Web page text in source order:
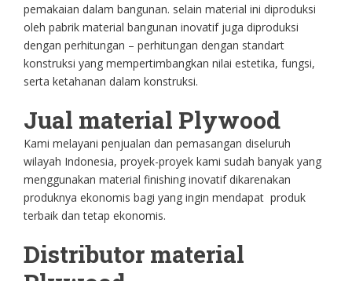
pemakaian dalam bangunan. selain material ini diproduksi
oleh pabrik material bangunan inovatif juga diproduksi
dengan perhitungan – perhitungan dengan standart
konstruksi yang mempertimbangkan nilai estetika, fungsi,
serta ketahanan dalam konstruksi.
Jual material Plywood
Kami melayani penjualan dan pemasangan diseluruh
wilayah Indonesia, proyek-proyek kami sudah banyak yang
menggunakan material finishing inovatif dikarenakan
produknya ekonomis bagi yang ingin mendapat produk
terbaik dan tetap ekonomis.
Distributor material